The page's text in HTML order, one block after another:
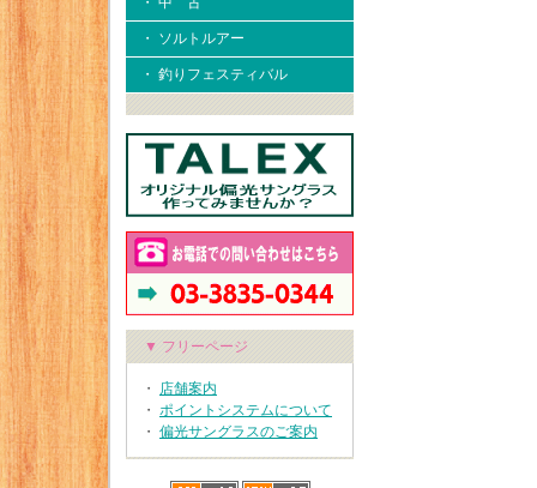
・ ソルトルアー
・ 釣りフェスティバル
▼ フリーページ
・ 店舗案内
・ ポイントシステムについて
・ 偏光サングラスのご案内